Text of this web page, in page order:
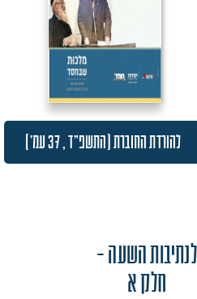
להורדת החוברת (התשפ"ד , 37 עמ')
לנתיבות השעה -
חלק א